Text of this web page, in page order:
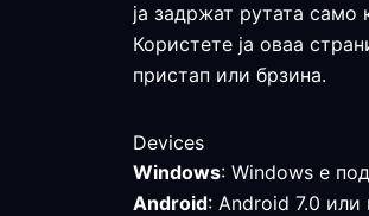
ја задржат рутата само
Користете ја оваа
пристап или брзина.
Devices
Windows: Windows е
Android: Android 7.0